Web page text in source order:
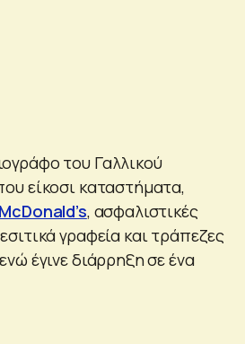
του Γαλλικού
είκοσι καταστήματα,
McDonald’s, ασφαλιστικές
γραφεία και τράπεζες
έγινε διάρρηξη σε ένα